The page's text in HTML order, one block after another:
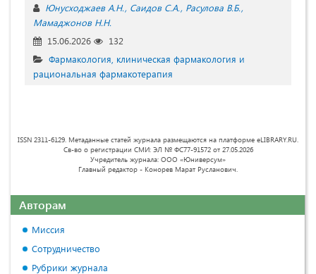
Юнусходжаев А.Н. Саидов С.А. Расулова В.Б.
Мамаджонов Н.Н.
15.06.2026
132
Фармакология, клиническая фармакология и
рациональная фармакотерапия
ISSN 2311-6129. Метаданные статей журнала размещаются на платформе eLIBRARY.RU.
Св-во о регистрации СМИ: ЭЛ № ФС77-91572 от 27.05.2026
Учредитель журнала: ООО «Юниверсум»
Главный редактор - Конорев Марат Русланович.
Авторам
Миссия
Сотрудничество
Рубрики журнала